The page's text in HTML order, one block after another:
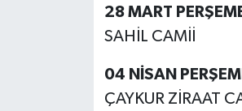
28 MART
SAHİL CAMİİ
04 NİSAN
ÇAYKUR ZİRAAT